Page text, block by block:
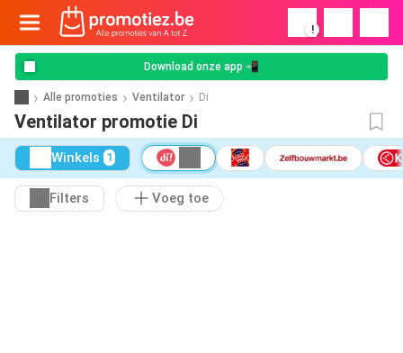
!
Download onze app 📲
Alle promoties Ventilator Di
Ventilator promotie Di
Winkels 1
Filters Voeg toe